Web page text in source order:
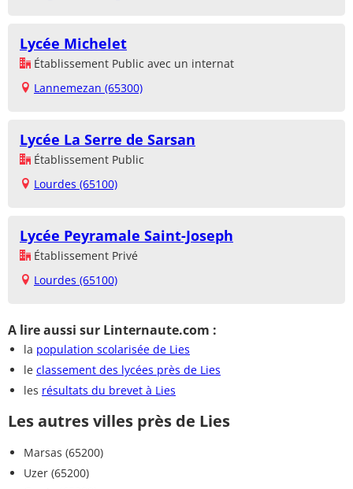
Lycée Michelet
Établissement Public avec un internat
Lannemezan (65300)
Lycée La Serre de Sarsan
Établissement Public
Lourdes (65100)
Lycée Peyramale Saint-Joseph
Établissement Privé
Lourdes (65100)
A lire aussi sur Linternaute.com :
la population scolarisée de Lies
le classement des lycées près de Lies
les résultats du brevet à Lies
Les autres villes près de Lies
Marsas (65200)
Uzer (65200)